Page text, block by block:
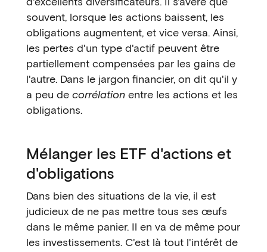
souvent, lorsque les actions baissent, les
obligations augmentent, et vice versa. Ainsi,
les pertes d'un type d'actif peuvent être
partiellement compensées par les gains de
l'autre. Dans le jargon financier, on dit qu'il y
a peu de corrélation entre les actions et les
obligations.
Mélanger les ETF d'actions et
d'obligations
Dans bien des situations de la vie, il est
judicieux de ne pas mettre tous ses œufs
dans le même panier. Il en va de même pour
les investissements. C'est là tout l'intérêt de